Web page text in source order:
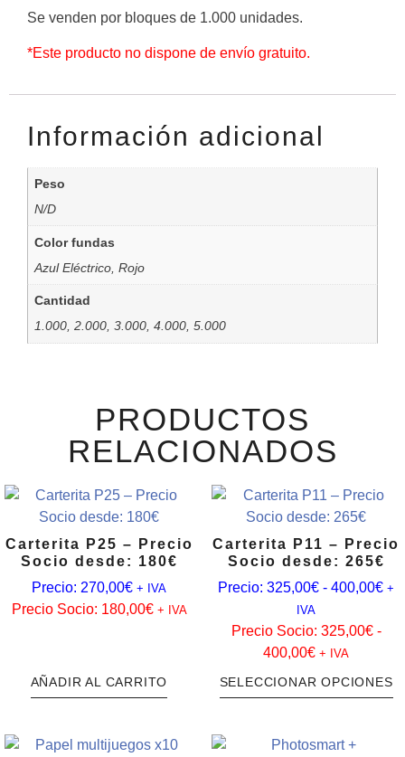
Se venden por bloques de 1.000 unidades.
*Este producto no dispone de envío gratuito.
Información adicional
Peso
N/D
Color fundas
Azul Eléctrico, Rojo
Cantidad
1.000, 2.000, 3.000, 4.000, 5.000
PRODUCTOS
RELACIONADOS
Carterita P25 – Precio
Socio desde: 180€
Precio: 270,00€ + IVA
Precio Socio: 180,00€+ IVA
AÑADIR AL CARRITO
Carterita P11 – Precio
Socio desde: 265€
Precio: 325,00€ - 400,00€ +
IVA
Precio Socio: 325,00€ -
400,00€ + IVA
SELECCIONAR OPCIONES